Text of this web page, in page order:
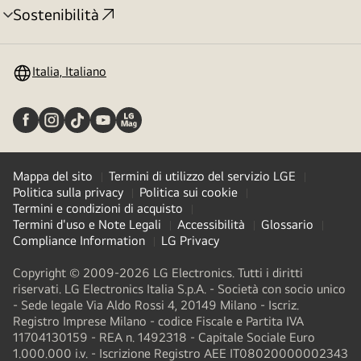
Sostenibilità
Attivazione
Italia, Italiano
Mappa del sito
Termini di utilizzo del servizio LGE
Politica sulla privacy
Politica sui cookie
Termini e condizioni di acquisto
Termini d'uso e Note Legali
Accessibilità
Glossario
Compliance Information
LG Privacy
Copyright © 2009-2026 LG Electronics. Tutti i diritti
riservati. LG Electronics Italia S.p.A. - Società con socio unico
- Sede legale Via Aldo Rossi 4, 20149 Milano - Iscriz.
Registro Imprese Milano - codice Fiscale e Partita IVA
11704130159 - REA n. 1492318 - Capitale Sociale Euro
1.000.000 i.v. - Iscrizione Registro AEE IT08020000002343​